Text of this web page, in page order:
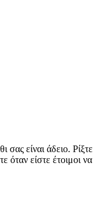
σας είναι άδειο. Ρίξτε
όταν είστε έτοιμοι να